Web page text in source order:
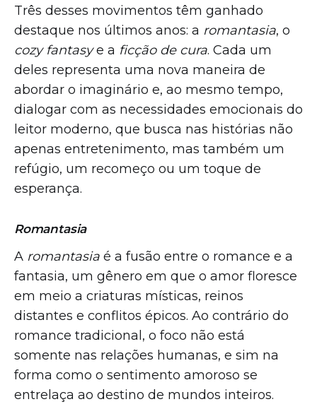
Três desses movimentos têm ganhado
destaque nos últimos anos: a romantasia, o
cozy fantasye a ficção de cura. Cada um
deles representa uma nova maneira de
abordar o imaginário e, ao mesmo tempo,
dialogar com as necessidades emocionais do
leitor moderno, que busca nas histórias não
apenas entretenimento, mas também um
refúgio, um recomeço ou um toque de
esperança.
Romantasia
A romantasia é a fusão entre o romance e a
fantasia, um gênero em que o amor floresce
em meio a criaturas místicas, reinos
distantes e conflitos épicos. Ao contrário do
romance tradicional, o foco não está
somente nas relações humanas, e sim na
forma como o sentimento amoroso se
entrelaça ao destino de mundos inteiros.